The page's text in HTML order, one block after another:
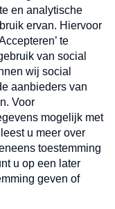
Verzend
onze
in uw